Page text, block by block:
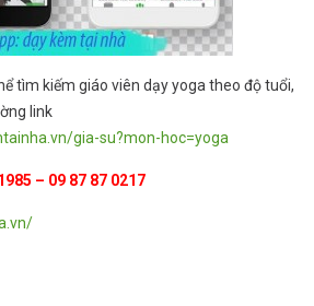
tìm kiếm giáo viên dạy yoga theo độ tuổi,
link
gia-su?mon-hoc=yoga
– 09 87 87 0217